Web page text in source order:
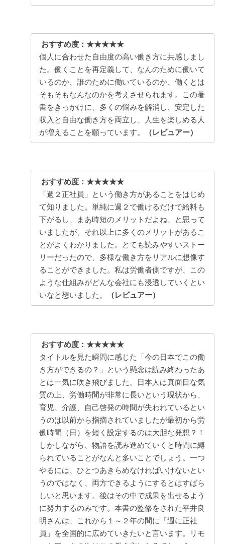
おすすめ度：★★★★★
個人に合わせた自由度の高い働き方に共感しまし
た。働くことを再定義して、なんのために働いて
いるのか、誰のために働いているのか、働くとは
そもそもなんなのかを考えさせられます。この著
書をきっかけに、多くの悩みを解消し、安定した
収入と自由な働き方を両立し、人生を楽しめる人
が増えることを願っています。
（レビュアー）
おすすめ度：★★★★★
「週２正社員」という働き方があることをはじめ
て知りました。単純に週２で働けるだけで給料も
下がるし、まあ時短のメリットだよね、と思って
いましたが、それ以上に多くのメリットがあるこ
とがよくわかりました。とても読みやすいストー
リーだったので、多様な働き方をリアルに想像す
ることができました。私は労働者側ですが、この
ような仕組みがどんな会社にも浸透していくとい
いなと想いました。
（レビュアー）
おすすめ度：★★★★★
タイトルを見た瞬間に感じた「今の日本でこの働
き方ができるの？」という懸念は読み終わったあ
とは一気に吹き飛びました。日本人は真面目な気
質の上、労働時間が非常に長いという現状から、
育児、介護、自己啓発の時間が失われているとい
うのは以前から指摘されていましたが最初から労
働時間（日）を短く設定するのは大胆な発想？！
しかしながら、物語を読み進めていくと時間に縛
られていることがなんと多いことでしょう。一つ
やるには、ひとつあきらめなければいけないとい
うのではなく、両方できるようにするとはすばら
しいと思います。後はその中で成果を出せるよう
に努力するのみです。本書の監修をされた平井良
明さんは、これから１～２年の間に「週に正社
員」を全国的に広めていきたいと言います。リモ